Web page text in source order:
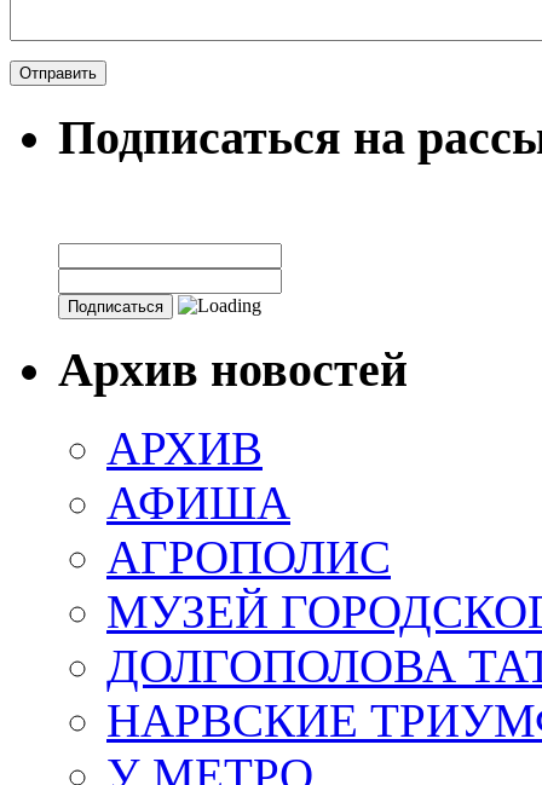
Подписаться на
Архив новостей
АРХИВ
АФИША
АГРОПОЛИС
МУЗЕЙ
ДОЛГОПОЛОВА
НАРВСКИЕ